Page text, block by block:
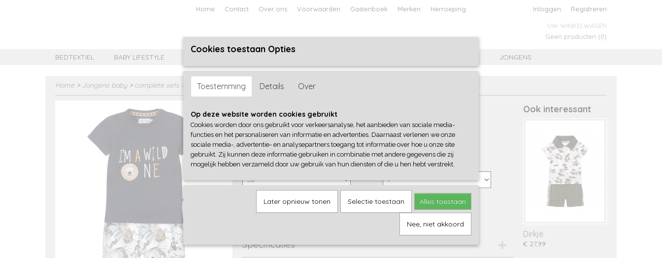
Home Contact Over ons Voorwaarden Gastenboek Merken Herroeping Inloggen Registreren
UW WINKELWAGEN
Geen producten (0)
BEDTEXTIEL BABY LIFESTYLE JONGENS BABY JONGENS
Home > Jongens baby> complete sets > Dirkje
Dirkje
€ 23,99 (inclusief btw 21%)
✓Op voorraad
Dirkje Aantal
IN WINKELWAGEN
Specificaties
Ook interessant
Dirkje
€ 27,99
Cookies toestaan Opties
Toestemming Details Over
Op deze website worden cookies gebruikt
Cookies worden door ons gebruikt voor verkeersanalyse, het aanbieden van sociale media-
functies en het personaliseren van informatie en advertenties. Daarnaast verlenen we onze
sociale media-, advertentie- en analysepartners toegang tot informatie over hoe u onze site
gebruikt. Zij kunnen deze informatie gebruiken in combinatie met andere gegevens die zij
mogelijk hebben verzameld door uw gebruik van hun diensten of die u hen hebt verstrekt.
Later opnieuw tonen Selectie toestaan Alles toestaan
Nee, niet akkoord